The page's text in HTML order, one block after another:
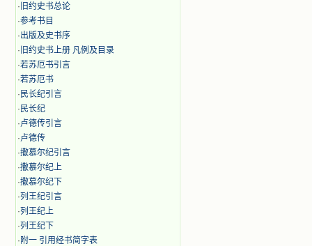
· 旧约史书总论
·参考书目
·出版及史书序
· 旧约史书上册 凡例及目录
·若苏厄书引言
·若苏厄书
· 民长纪引言
· 民长纪
·卢德传引言
·卢德传
·撒慕尔纪引言
·撒慕尔纪上
·撒慕尔纪下
·列王纪引言
·列王纪上
·列王纪下
· 附一 引用经书简字表